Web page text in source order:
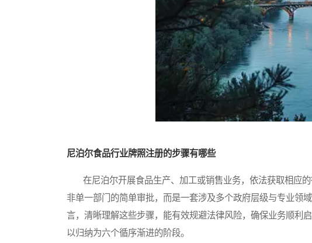
尼泊尔食品行业牌照注册的步骤有哪些
在尼泊尔开展食品生产、加工或销售业务，依法获取相应的
非单一部门的简单审批，而是一套涉及多个政府层级与专业领
言，清晰理解这些步骤，能有效规避法律风险，确保业务顺利
以归纳为六个循序渐进的阶段。